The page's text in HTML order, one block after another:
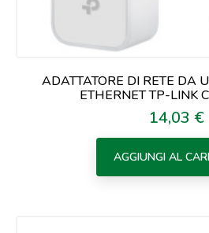
ADATTATORE DI RETE DA
ETHERNET TP-LINK
Prezzo
14,03 €
AGGIUNGI AL